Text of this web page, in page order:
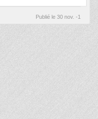
Publié le 30 nov. -1